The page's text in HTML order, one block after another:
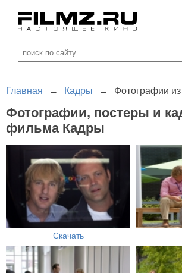
Главная → Кадры → Фотографии
Фотографии, постеры и
фильма Кадры
Скачать